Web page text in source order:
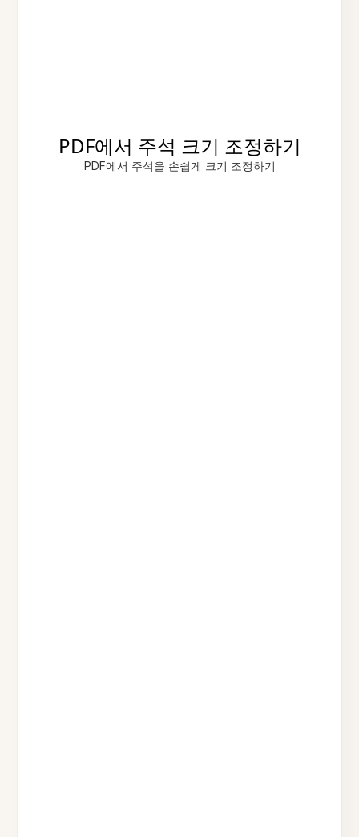
PDF에서 주석 크기 조정하기
PDF에서 주석을 손쉽게 크기 조정하기